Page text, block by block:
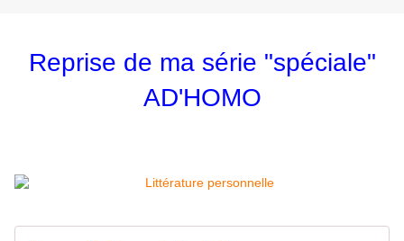
Reprise de ma série "spéciale"
AD'HOMO